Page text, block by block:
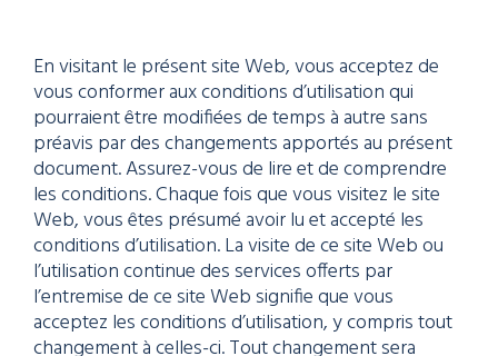
En visitant le présent site Web, vous acceptez de
vous conformer aux conditions d’utilisation qui
pourraient être modifiées de temps à autre sans
préavis par des changements apportés au présent
document. Assurez-vous de lire et de comprendre
les conditions. Chaque fois que vous visitez le site
Web, vous êtes présumé avoir lu et accepté les
conditions d’utilisation. La visite de ce site Web ou
l’utilisation continue des services offerts par
l’entremise de ce site Web signifie que vous
acceptez les conditions d’utilisation, y compris tout
changement à celles-ci. Tout changement sera